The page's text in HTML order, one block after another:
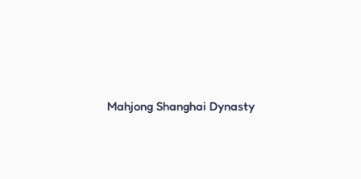
Mahjong Shanghai Dynasty